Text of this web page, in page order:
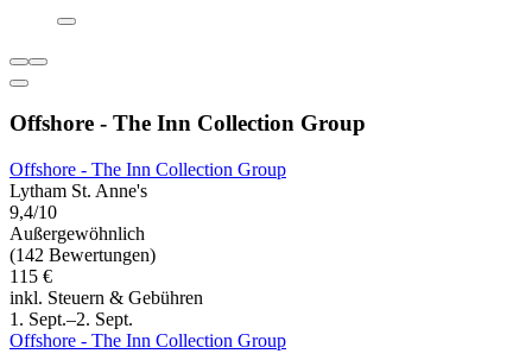
Offshore - The Inn Collection Group
Offshore - The Inn Collection Group
Lytham St. Anne's
9,4/10
Außergewöhnlich
(142 Bewertungen)
115 €
inkl. Steuern & Gebühren
1. Sept.–2. Sept.
Offshore - The Inn Collection Group